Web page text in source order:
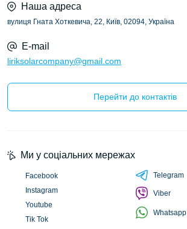
Наша адреса
вулиця Гната Хоткевича, 22, Київ, 02094, Україна
E-mail
liriksolarcompany@gmail.com
Перейти до контактів
Ми у соціальних мережах
Facebook
Instagram
Youtube
Tik Tok
Telegram
Viber
Whatsapp